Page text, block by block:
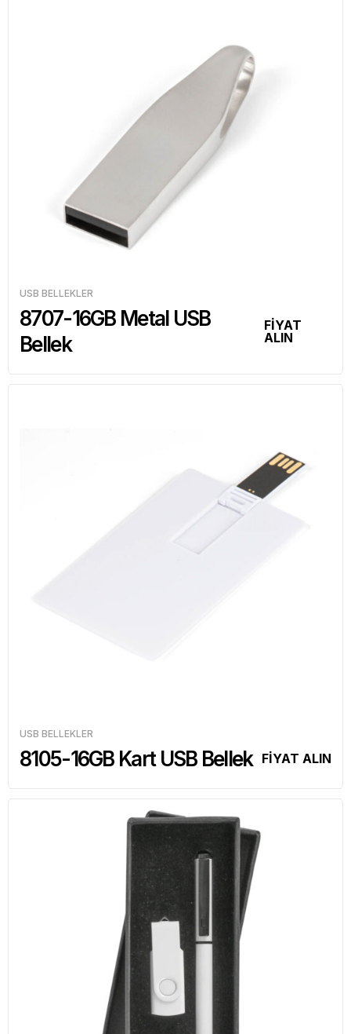
USB BELLEKLER
8707-16GB Metal USB
Bellek
FİYAT
ALIN
USB BELLEKLER
8105-16GB Kart USB Bellek FİYAT ALIN